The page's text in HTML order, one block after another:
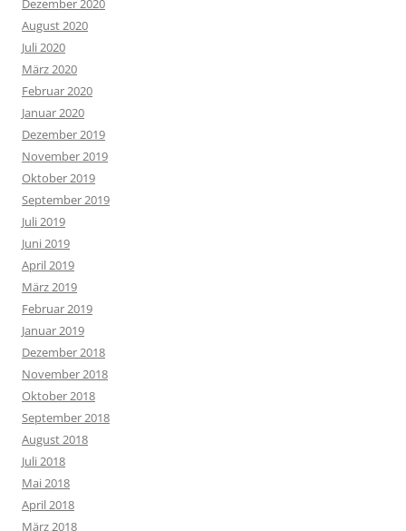
August 2020
Juli 2020
März 2020
Februar 2020
Januar 2020
Dezember 2019
November 2019
Oktober 2019
September 2019
Juli 2019
Juni 2019
April 2019
März 2019
Februar 2019
Januar 2019
Dezember 2018
November 2018
Oktober 2018
September 2018
August 2018
Juli 2018
Mai 2018
April 2018
März 2018